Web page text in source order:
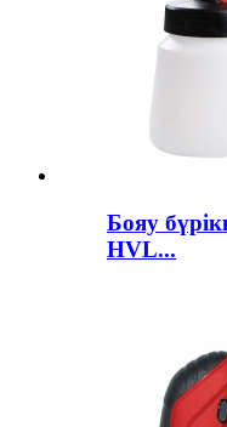
Бояу
HVL...